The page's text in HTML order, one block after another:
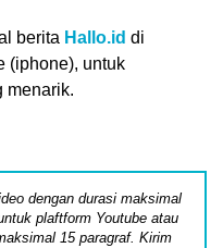
berita Hallo.id di
(iphone), untuk
menarik.
dengan durasi maksimal
plaftform Youtube atau
15 paragraf. Kirim